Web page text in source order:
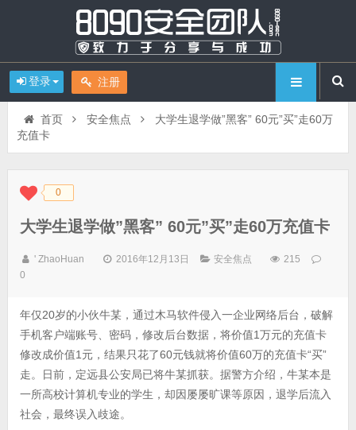
登录 注册
首页 安全焦点
大学生退学做”黑客” 60元”买”走60万
充值卡
◆◆ 0
大学生退学做”黑客” 60元”买”走60万充值卡
' ZhaoHuan 2016年12月13日 安全焦点
215
0
年仅20岁的小伙牛某，通过木马软件侵入一企业网络后台，破解
手机客户端账号、密码，修改后台数据，将价值1万元的充值卡
修改成价值1元，结果只花了60元钱就将价值60万的充值卡“买”
走。日前，定远县公安局已将牛某抓获。据警方介绍，牛某本是
一所高校计算机专业的学生，却因屡屡旷课等原因，退学后流入
社会，最终误入歧途。